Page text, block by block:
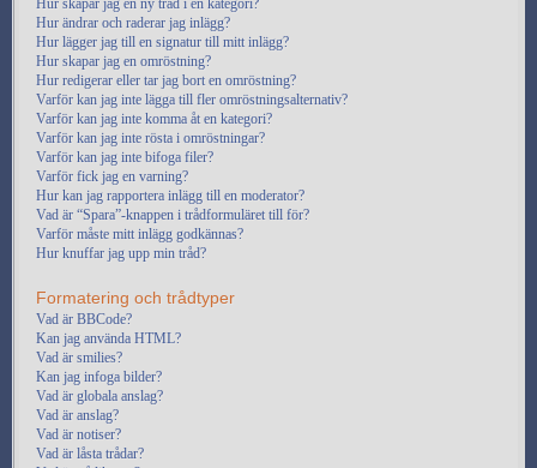
Hur skapar jag en ny tråd i en kategori?
Hur ändrar och raderar jag inlägg?
Hur lägger jag till en signatur till mitt inlägg?
Hur skapar jag en omröstning?
Hur redigerar eller tar jag bort en omröstning?
Varför kan jag inte lägga till fler omröstningsalternativ?
Varför kan jag inte komma åt en kategori?
Varför kan jag inte rösta i omröstningar?
Varför kan jag inte bifoga filer?
Varför fick jag en varning?
Hur kan jag rapportera inlägg till en moderator?
Vad är “Spara”-knappen i trådformuläret till för?
Varför måste mitt inlägg godkännas?
Hur knuffar jag upp min tråd?
Formatering och trådtyper
Vad är BBCode?
Kan jag använda HTML?
Vad är smilies?
Kan jag infoga bilder?
Vad är globala anslag?
Vad är anslag?
Vad är notiser?
Vad är låsta trådar?